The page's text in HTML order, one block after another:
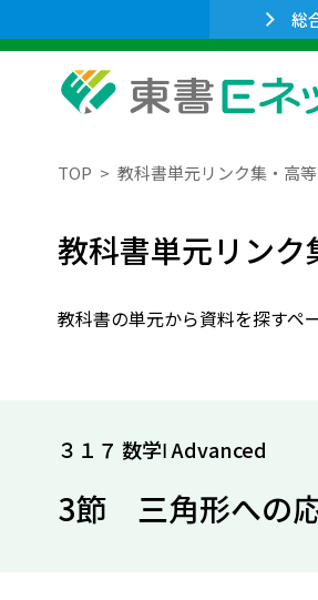
総
TOP 教科書単元リンク集・高
教科書単元リンク
教科書の単元から資料を探すペ
３１７ 数学Ⅰ Advanced
3節 三角形への